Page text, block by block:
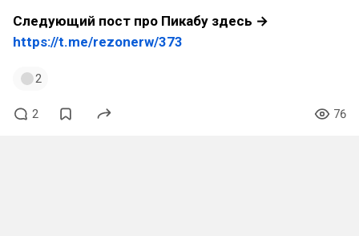
Следующий пост про Пикабу здесь →
https://t.me/rezonerw/373
2
2 76